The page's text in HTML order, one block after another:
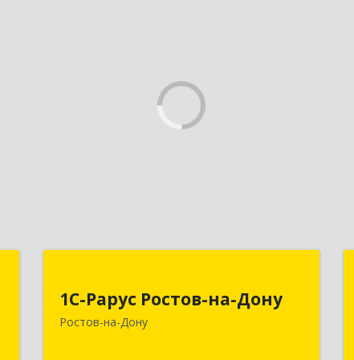
1С-Рарус Ростов-на-Дону
Ростов-на-Дону
344002, Ростовская обл, г.о. город
Ростов-на-Дону, Ростов-на-Дону г,